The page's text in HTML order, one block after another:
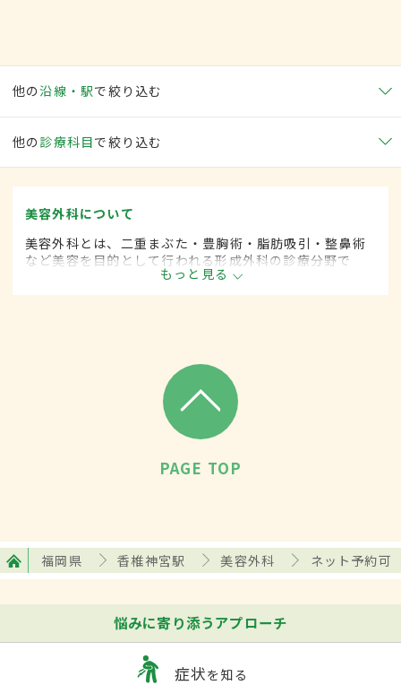
他の沿線・駅で絞り込む
他の 診療科目で絞り込む
美容外科について
美容外科とは、二重まぶた・豊胸術・脂肪吸引・整鼻術
など美容を目的として行われる形成外科の診療分野で
もっと見る
PAGE TOP
福岡県 香椎神宮駅 美容外科 ネット予約可
悩みに寄り添うアプローチ
症状を知る